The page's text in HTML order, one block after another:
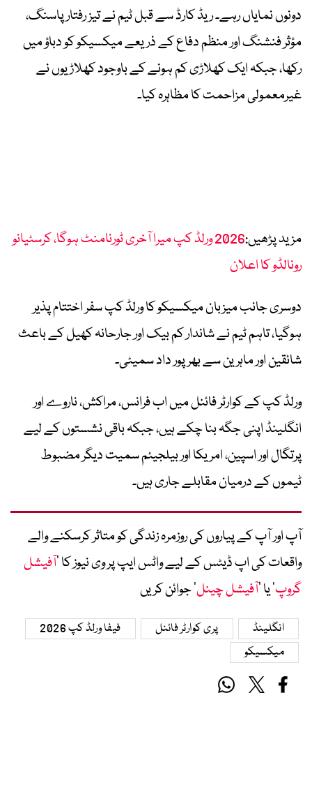
دونوں نمایاں رہے۔ ریڈ کارڈ سے قبل ٹیم نے تیز رفتار پاسنگ،
مؤثر فنشنگ اور منظم دفاع کے ذریعے میکسیکو کو دباؤ میں
رکھا، جبکہ ایک کھلاڑی کم ہونے کے باوجود کھلاڑیوں نے
غیرمعمولی مزاحمت کا مظاہرہ کیا۔
مزید پڑھیں:
2026 ورلڈ کپ میرا آخری ٹورنامنٹ ہوگا، کرسٹیانو
رونالڈو کا اعلان
دوسری جانب میزبان میکسیکو کا ورلڈ کپ سفر اختتام پذیر
ہوگیا، تاہم ٹیم نے شاندار کم بیک اور جارحانہ کھیل کے باعث
شائقین اور ماہرین سے بھرپور داد سمیٹی۔
ورلڈ کپ کے کوارٹر فائنل میں اب فرانس، مراکش، ناروے اور
انگلینڈ اپنی جگہ بنا چکے ہیں، جبکہ باقی نشستوں کے لیے
پرتگال اور اسپین، امریکا اور بیلجیئم سمیت دیگر مضبوط
ٹیموں کے درمیان مقابلے جاری ہیں۔
آپ اور آپ کے پیاروں کی روزمرہ زندگی کو متاثر کرسکنے والے
واقعات کی اپ ڈیٹس کے لیے واٹس ایپ پر وی نیوز کا ’آفیشل
گروپ‘ یا ’آفیشل چینل‘ جوائن کریں
انگلینڈ پری کوارٹر فائنل
فیفا ورلڈ کپ 2026
میکسیکو